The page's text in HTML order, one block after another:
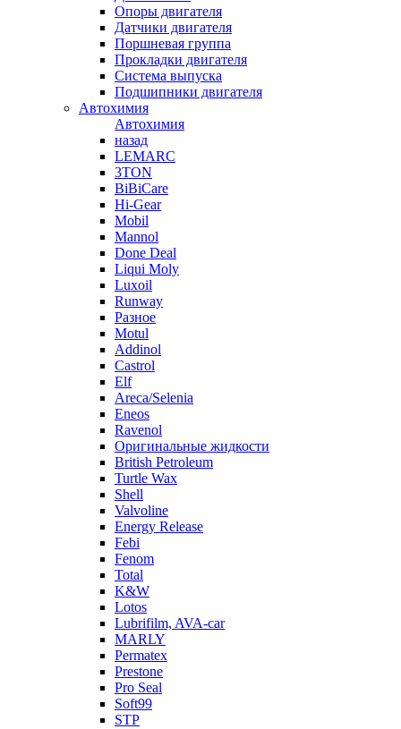
Опоры двигателя
Датчики двигателя
Поршневая группа
Прокладки двигателя
Система выпуска
Подшипники двигателя
Автохимия
Автохимия
назад
LEMARC
3TON
BiBiCare
Hi-Gear
Mobil
Mannol
Done Deal
Liqui Moly
Luxoil
Runway
Разное
Motul
Addinol
Castrol
Elf
Areca/Selenia
Eneos
Ravenol
Оригинальные жидкости
British Petroleum
Turtle Wax
Shell
Valvoline
Energy Release
Febi
Fenom
Total
K&W
Lotos
Lubrifilm, AVA-car
MARLY
Permatex
Prestone
Pro Seal
Soft99
STP